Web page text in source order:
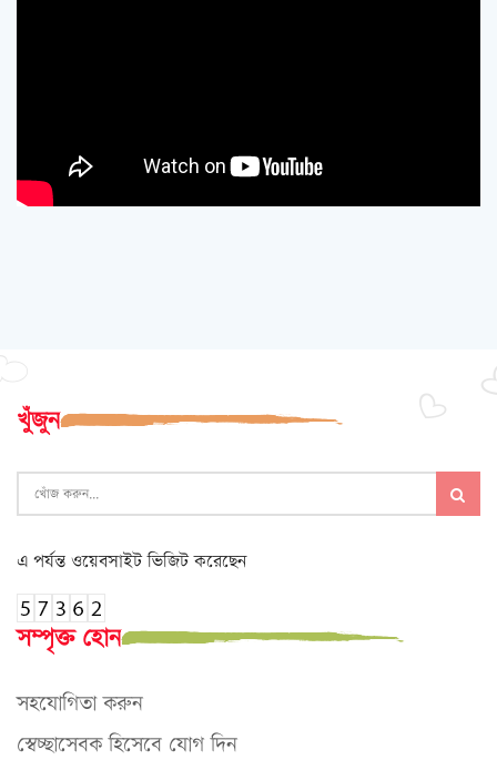
খুঁজুন
এ পর্যন্ত ওয়েবসাইট ভিজিট করেছেন
সম্পৃক্ত হোন
সহযোগিতা করুন
স্বেচ্ছাসেবক হিসেবে যোগ দিন